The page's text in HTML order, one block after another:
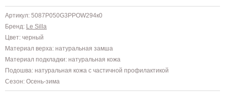
Артикул: 5087P050G3PPOW294к0
Бренд: Le Silla
Цвет: черный
Материал верха: натуральная замша
Материал подкладки: натуральная кожа
Подошва: натуральная кожа с частичной профилактикой
Сезон: Осень-зима